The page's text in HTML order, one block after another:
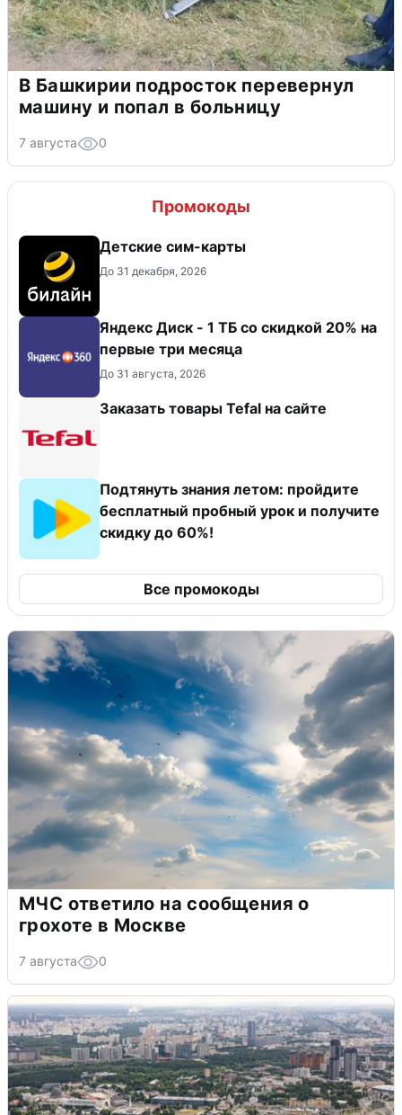
В Башкирии подросток перевернул
машину и попал в больницу
7 августа 0
Промокоды
Детские сим-карты
До 31 декабря, 2026
Яндекс Диск - 1 ТБ со скидкой 20% на
первые три месяца
До 31 августа, 2026
Заказать товары Tefal на сайте
Подтянуть знания летом: пройдите
бесплатный пробный урок и получите
скидку до 60%!
Все промокоды
МЧС ответило на сообщения о
грохоте в Москве
7 августа 0